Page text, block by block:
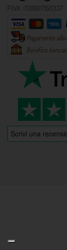
P.IVA: IT01807150337